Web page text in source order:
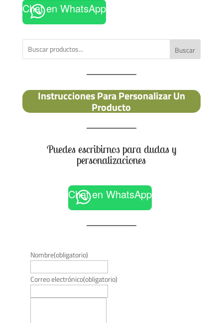
Chat en WhatsApp
Buscar
Instrucciones Para Personalizar Un
Producto
Puedes escribirnos para dudas y
personalizaciones
Chat en WhatsApp
Nombre(obligatorio)
Correo electrónico(obligatorio)